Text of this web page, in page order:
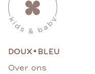
DOUX• BLEU
Over ons